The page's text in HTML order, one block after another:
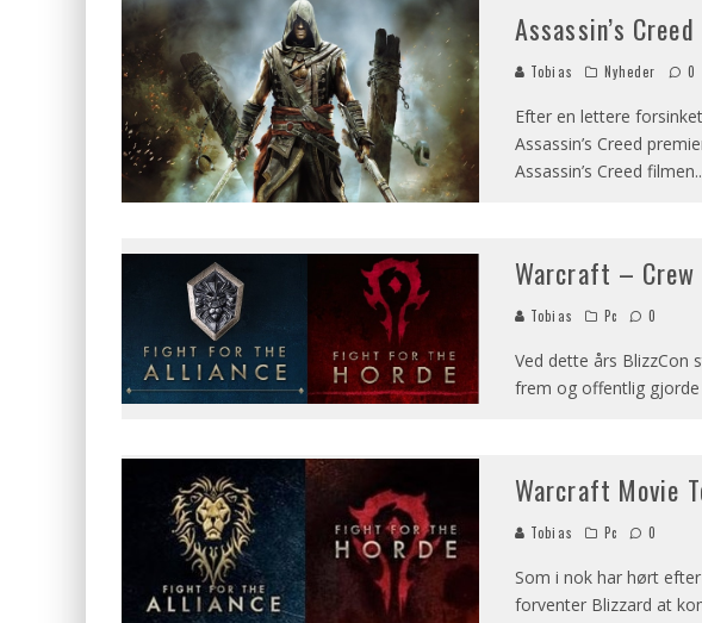
Assassin’s
Tobias Nyheder 0
Efter en lettere
Assassin’s Creed
Assassin’s Creed filmen
Warcraft – Crew
Tobias Pc 0
Ved dette års BlizzCon
frem og offentlig
Warcraft Movie
Tobias Pc 0
Som i nok har hørt
forventer Blizzard at